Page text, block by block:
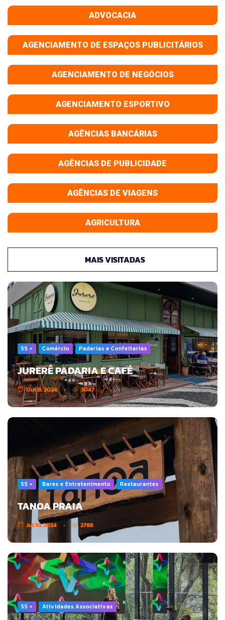
ADVOCACIA
AGENCIAMENTO DE ESPAÇOS PUBLICITÁRIOS
AGENCIAMENTO DE NEGÓCIOS
AGENCIAMENTO ESPORTIVO
AGÊNCIAS BANCÁRIAS
AGÊNCIAS DE PUBLICIDADE
AGÊNCIAS DE VIAGENS
AGRICULTURA
MAIS VISITADAS
55 + Comércio Padarias e Confeitarias
JURERÊ PADARIA E CAFÉ
Out 8, 2024 3047
55 + Bares e Entretenimento Restaurantes
TANOA PRAIA
Jul 10, 2024 2786
55 + Atividades Associativas